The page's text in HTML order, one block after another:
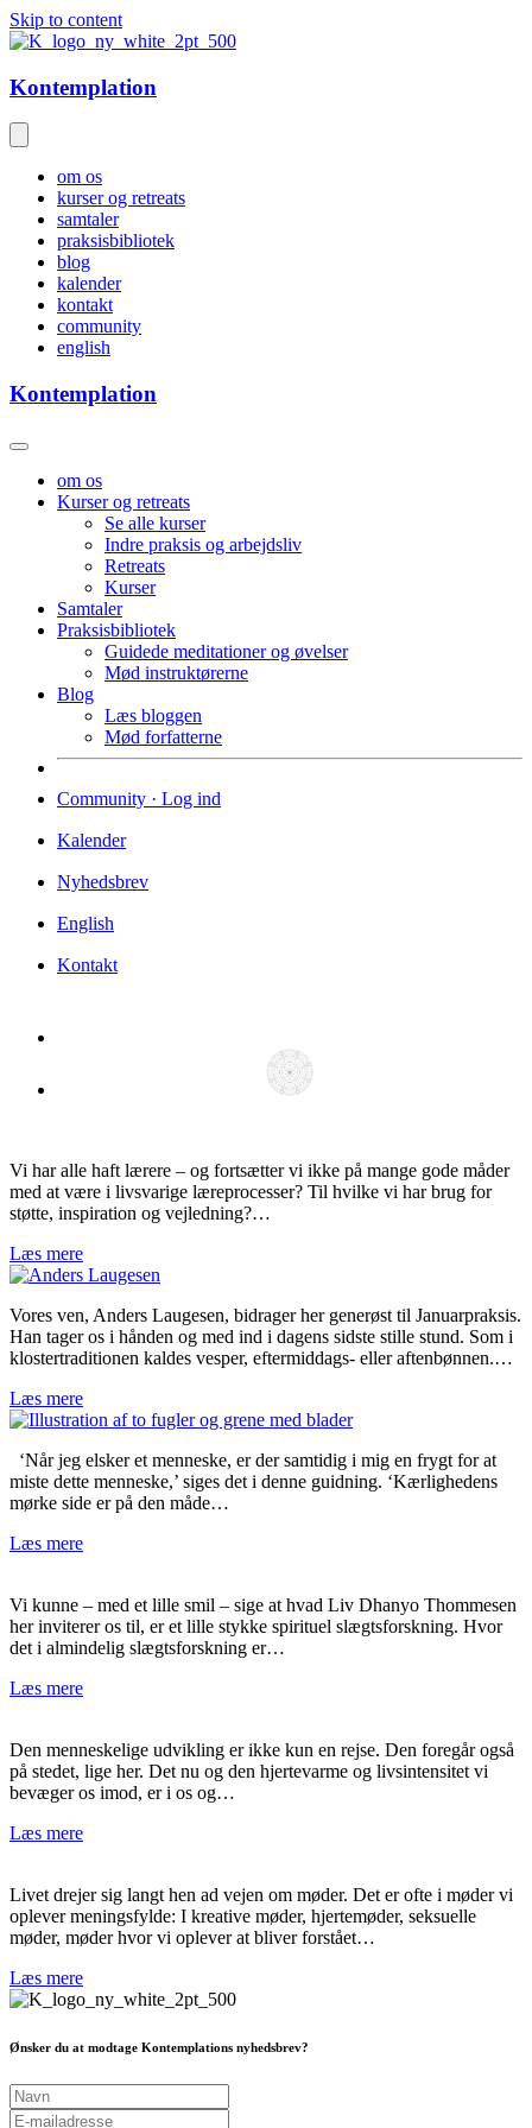
Skip to content
Kontemplation
om os
kurser og retreats
samtaler
praksisbibliotek
blog
kalender
kontakt
community
english
Kontemplation
om os
Kurser og retreats
Se alle kurser
Indre praksis og arbejdsliv
Retreats
Kurser
Samtaler
Praksisbibliotek
Guidede meditationer og øvelser
Mød instruktørerne
Blog
Læs bloggen
Mød forfatterne
Community · Log ind
Kalender
Nyhedsbrev
English
Kontakt
Vi har alle haft lærere – og fortsætter vi ikke på mange gode måder
med at være i livsvarige læreprocesser? Til hvilke vi har brug for
støtte, inspiration og vejledning?…
Læs mere
Vores ven, Anders Laugesen, bidrager her generøst til Januarpraksis.
Han tager os i hånden og med ind i dagens sidste stille stund. Som i
klostertraditionen kaldes vesper, eftermiddags- eller aftenbønnen.…
Læs mere
‘Når jeg elsker et menneske, er der samtidig i mig en frygt for at
miste dette menneske,’ siges det i denne guidning. ‘Kærlighedens
mørke side er på den måde…
Læs mere
Vi kunne – med et lille smil – sige at hvad Liv Dhanyo Thommesen
her inviterer os til, er et lille stykke spirituel slægtsforskning. Hvor
det i almindelig slægtsforskning er…
Læs mere
Den menneskelige udvikling er ikke kun en rejse. Den foregår også
på stedet, lige her. Det nu og den hjertevarme og livsintensitet vi
bevæger os imod, er i os og…
Læs mere
Livet drejer sig langt hen ad vejen om møder. Det er ofte i møder vi
oplever meningsfylde: I kreative møder, hjertemøder, seksuelle
møder, møder hvor vi oplever at bliver forstået…
Læs mere
Ønsker du at modtage Kontemplations nyhedsbrev?